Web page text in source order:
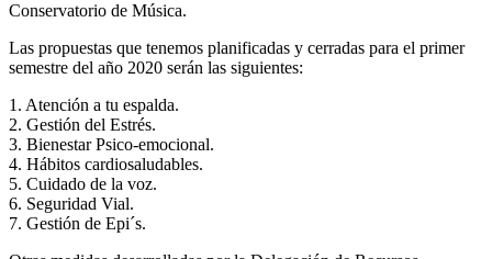
Conservatorio de Música.
Las propuestas que tenemos planificadas y cerradas para el primer
semestre del año 2020 serán las siguientes:
1. Atención a tu espalda.
2. Gestión del Estrés.
3. Bienestar Psico-emocional.
4. Hábitos cardiosaludables.
5. Cuidado de la voz.
6. Seguridad Vial.
7. Gestión de Epi´s.